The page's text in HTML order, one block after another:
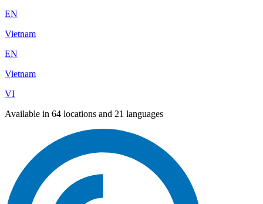
EN
Vietnam
EN
Vietnam
VI
Available in 64 locations and 21 languages